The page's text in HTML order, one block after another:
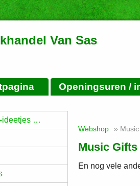
Van Sas
Openingsuren /
ideetjes …
Webshop »
Music Gifts
En nog vele